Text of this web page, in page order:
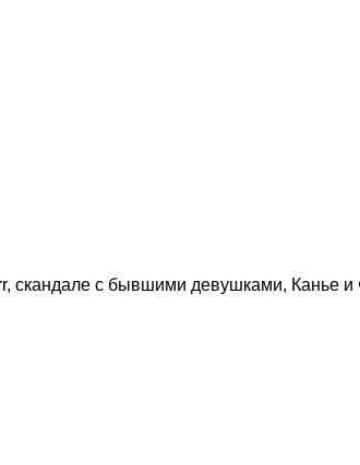
скандале с бывшими девушками, Канье